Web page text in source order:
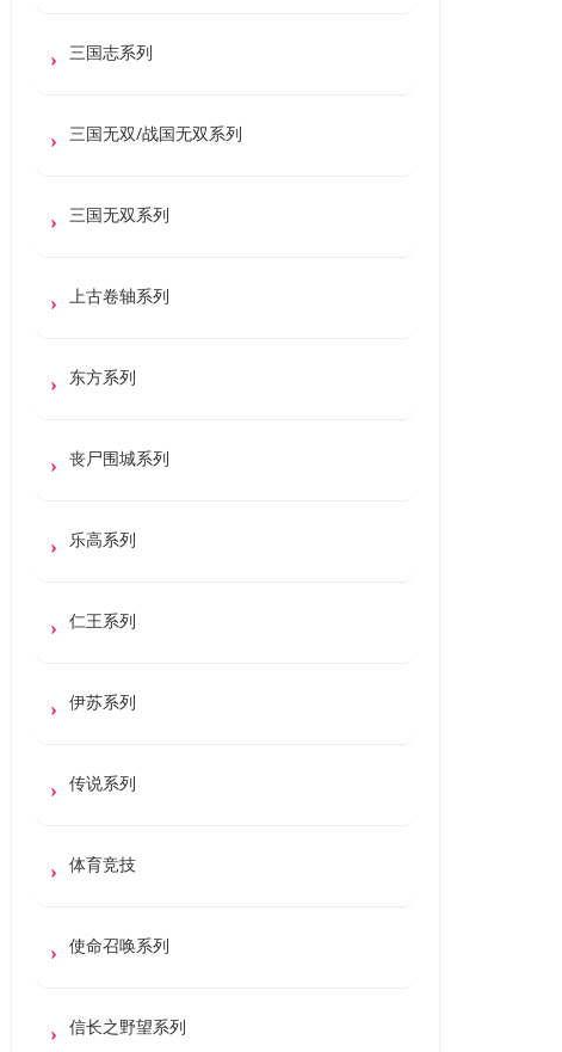
三国志系列
三国无双/战国无双系列
三国无双系列
上古卷轴系列
东方系列
丧尸围城系列
乐高系列
仁王系列
伊苏系列
传说系列
体育竞技
使命召唤系列
信长之野望系列